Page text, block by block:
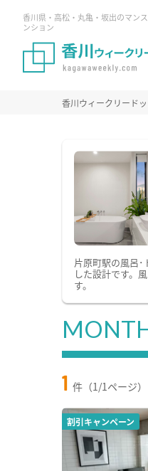
香川県・高松・丸亀・坂出のマン
ンション
香川ウィークリード
片原町駅の風呂
した設計です。
す。
1 件（1/1ページ）
割引キャンペーン